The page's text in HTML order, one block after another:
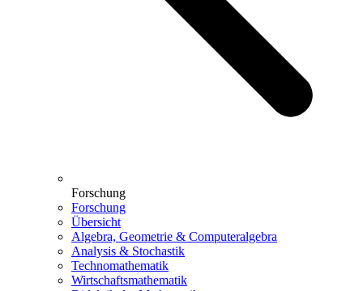
Forschung
Forschung
Übersicht
Algebra, Geometrie & Computeralgebra
Analysis & Stochastik
Technomathematik
Wirtschaftsmathematik